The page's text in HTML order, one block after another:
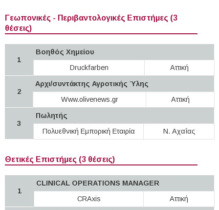
Γεωπονικές - Περιβαντολογικές Επιστήμες (3
θέσεις)
1
Βοηθός Χημείου
Druckfarben
Αττική
2
Αρχι/συντάκτης Αγροτικής Ύλης
Www.olivenews.gr
Αττική
3
Πωλητής
Πολυεθνική Εμπορική Εταιρία
Ν. Αχαΐας
Θετικές Επιστήμες (3 θέσεις)
1
CLINICAL OPERATIONS MANAGER
CRAxis
Αττική